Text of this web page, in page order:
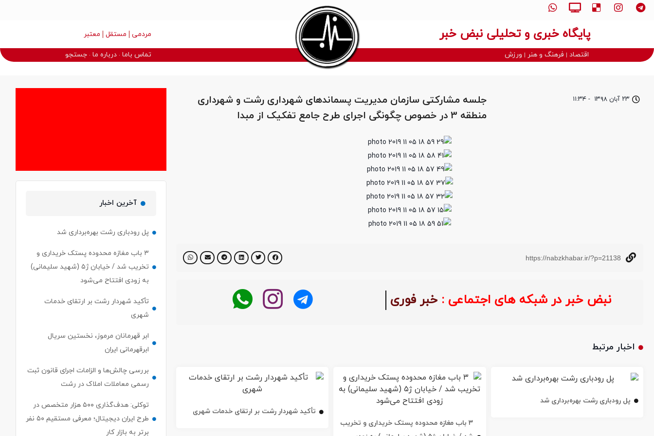
پایگاه خبری و تحلیلی نبض خبر مردمی مستقل معتبر
اقتصاد فرهنگ و هنر ورزش تماس باما درباره ما جستجو
۲۳ آبان ۱۳۹۸ - ۱۱:۳۴
جلسه مشارکتی سازمان مدیریت پسماندهای شهرداری رشت و شهرداری
منطقه 3 در خصوص چگونگی اجرای طرح جامع تفکیک از مبدا
https://nabzkhabar.ir/?p=21138
نبض خبر در شبکه های اجتماعی : خبر فوری
اخبار مرتبط
پل رودباری رشت بهره‌برداری شد
۳ باب مغازه محدوده پستک خریداری و تخریب
تأکید شهردار رشت بر ارتقای خدمات شهری
آخرین اخبار
پل رودباری رشت بهره‌برداری شد
۳ باب مغازه محدوده پستک خریداری و
تخریب شد / خیابان ژ۵ (شهید سلیمانی)
به زودی افتتاح می‌شود
تأکید شهردار رشت بر ارتقای خدمات
شهری
ابر قهرمانان مرموز، نخستین سریال
ابرقهرمانی ایران
بررسی چالش‌ها و الزامات اجرای قانون ثبت
رسمی معاملات املاک در رشت
توکلی: هدف‌گذاری ۵۰۰ هزار متخصص در
طرح ایران دیجیتال؛ معرفی مستقیم ۵۰ نفر
برتر به بازار کار